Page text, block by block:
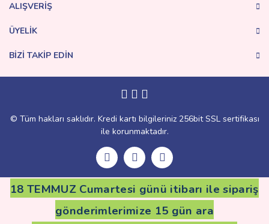
ALIŞVERİŞ
ÜYELİK
BİZİ TAKİP EDİN
© Tüm hakları saklıdır. Kredi kartı bilgileriniz 256bit SSL sertifikası
ile korunmaktadır.
18 TEMMUZ Cumartesi günü itibarı ile sipariş
gönderimlerimize 15 gün ara